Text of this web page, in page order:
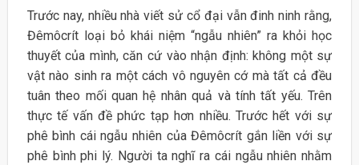
Trước nay, nhiều nhà viết sử cổ đại vẫn đinh ninh rằng,
Đêmôcrít loại bỏ khái niệm “ngẫu nhiên” ra khỏi học
thuyết của mình, căn cứ vào nhận định: không một sự
vật nào sinh ra một cách vô nguyên cớ mà tất cả đều
tuân theo mối quan hệ nhân quả và tính tất yếu. Trên
thực tế vấn đề phức tạp hơn nhiều. Trước hết với sự
phê bình cái ngẫu nhiên của Đêmôcrít gắn liền với sự
phê bình phi lý. Người ta nghĩ ra cái ngẫu nhiên nhằm